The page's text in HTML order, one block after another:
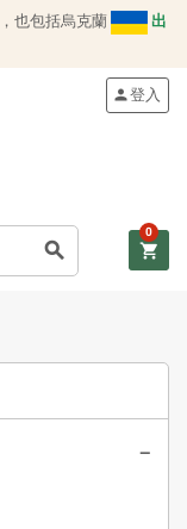
也包括烏克蘭
出
search
person登入
shopping_cart
0
remove